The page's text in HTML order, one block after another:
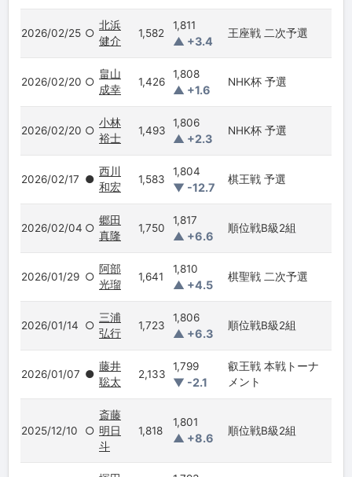
2026/02/25 ○
北浜
健介
1,582
1,811
▲ +3.4
王座戦 二次予選
2026/02/20 ○
畠山
成幸
1,426
1,808
▲ +1.6
NHK杯 予選
2026/02/20 ○
小林
裕士
1,493
1,806
▲ +2.3
NHK杯 予選
2026/02/17 ●
西川
和宏
1,583
1,804
▼ -12.7
棋王戦 予選
2026/02/04 ○
郷田
真隆
1,750
1,817
▲ +6.6
順位戦B級2組
2026/01/29 ○
阿部
光瑠
1,641
1,810
▲ +4.5
棋聖戦 二次予選
2026/01/14 ○
三浦
弘行
1,723
1,806
▲ +6.3
順位戦B級2組
2026/01/07 ●
藤井
聡太
2,133
1,799
▼ -2.1
叡王戦 本戦トーナ
メント
2025/12/10 ○
斎藤
明日
斗
1,818
1,801
▲ +8.6
順位戦B級2組